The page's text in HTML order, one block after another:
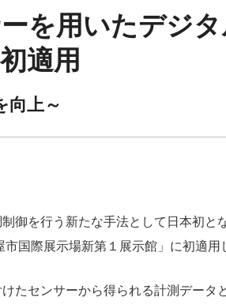
を用いたデジ
適用
向上～
御を行う新たな手法として日本初と
国際展示場新第１展示館」に初適用
たセンサーから得られる計測データ